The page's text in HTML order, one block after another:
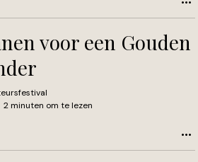
voor een Gouden
2 minuten om te lezen